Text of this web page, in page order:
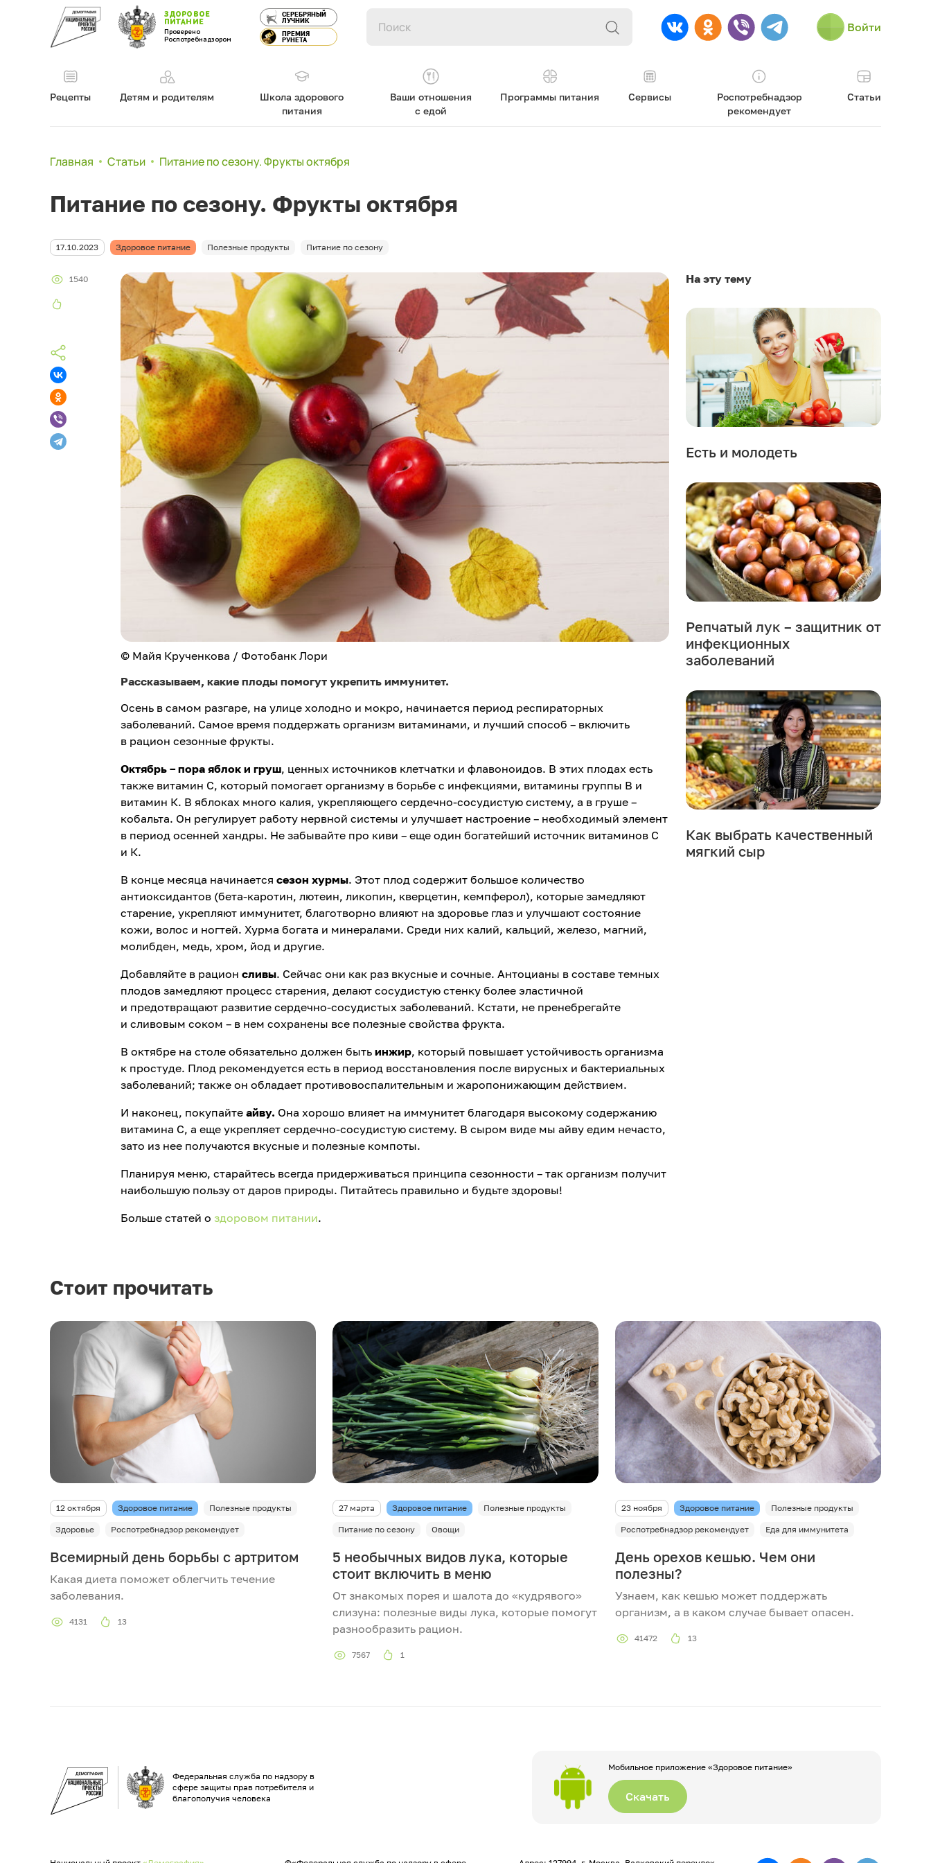
ЗДОРОВОЕ
ПИТАНИЕ
Проверено
Роспотребнадзором
СЕРЕБРЯНЫЙ
ЛУЧНИК
ПРЕМИЯ
РУНЕТА
Войти
Рецепты Детям и родителям
Школа здорового
питания
Ваши отношения
с едой
Программы питания Сервисы
Роспотребнадзор
рекомендует
Статьи
Главная Статьи Питание по сезону. Фрукты октября
Питание по сезону. Фрукты октября
17.10.2023 Здоровое питание Полезные продукты Питание по сезону
1540
© Майя Крученкова / Фотобанк Лори
Рассказываем, какие плоды помогут укрепить иммунитет.
Осень в самом разгаре, на улице холодно и мокро, начинается период респираторных
заболеваний. Самое время поддержать организм витаминами, и лучший способ – включить
в рацион сезонные фрукты.
Октябрь – пора яблок и груш, ценных источников клетчатки и флавоноидов. В этих плодах есть
также витамин С, который помогает организму в борьбе с инфекциями, витамины группы В и
витамин К. В яблоках много калия, укрепляющего сердечно-сосудистую систему, а в груше –
кобальта. Он регулирует работу нервной системы и улучшает настроение – необходимый элемент
в период осенней хандры. Не забывайте про киви – еще один богатейший источник витаминов С
и К.
В конце месяца начинается сезон хурмы. Этот плод содержит большое количество
антиоксидантов (бета-каротин, лютеин, ликопин, кверцетин, кемпферол), которые замедляют
старение, укрепляют иммунитет, благотворно влияют на здоровье глаз и улучшают состояние
кожи, волос и ногтей. Хурма богата и минералами. Среди них калий, кальций, железо, магний,
молибден, медь, хром, йод и другие.
Добавляйте в рацион сливы. Сейчас они как раз вкусные и сочные. Антоцианы в составе темных
плодов замедляют процесс старения, делают сосудистую стенку более эластичной
и предотвращают развитие сердечно-сосудистых заболеваний. Кстати, не пренебрегайте
и сливовым соком – в нем сохранены все полезные свойства фрукта.
В октябре на столе обязательно должен бытьинжир, который повышает устойчивость организма
к простуде. Плод рекомендуется есть в период восстановления после вирусных и бактериальных
заболеваний; также он обладает противовоспалительным и жаропонижающим действием.
И наконец, покупайтеайву. Она хорошо влияет на иммунитет благодаря высокому содержанию
витамина С, а еще укрепляет сердечно-сосудистую систему. В сыром виде мы айву едим нечасто,
зато из нее получаются вкусные и полезные компоты.
Планируя меню, старайтесь всегда придерживаться принципа сезонности – так организм получит
наибольшую пользу от даров природы. Питайтесь правильно и будьте здоровы!
Больше статей о здоровом питании.
На эту тему
Есть и молодеть
Репчатый лук – защитник от
инфекционных
заболеваний
Как выбрать качественный
мягкий сыр
Стоит прочитать
12 октября Здоровое питание Полезные продукты
Здоровье Роспотребнадзор рекомендует
Всемирный день борьбы с артритом
Какая диета поможет облегчить течение
заболевания.
4131 13
27 марта Здоровое питание Полезные продукты
Питание по сезону Овощи
5 необычных видов лука, которые
стоит включить в меню
От знакомых порея и шалота до «кудрявого»
слизуна: полезные виды лука, которые помогут
разнообразить рацион.
7567 1
23 ноября Здоровое питание Полезные продукты
Роспотребнадзор рекомендует Еда для иммунитета
День орехов кешью. Чем они
полезны?
Узнаем, как кешью может поддержать
организм, а в каком случае бывает опасен.
41472 13
Федеральная служба по надзору в
сфере защиты прав потребителя и
благополучия человека
Мобильное приложение «Здоровое питание»
Скачать